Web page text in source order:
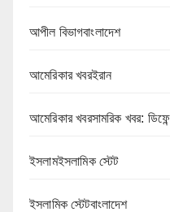
আপীল বিভাগবাংলাদেশ
আমেরিকার খবরইরান
আমেরিকার খবরসামরিক খবর:
ইসলামইসলামিক স্টেট
ইসলামিক স্টেটবাংলাদেশ